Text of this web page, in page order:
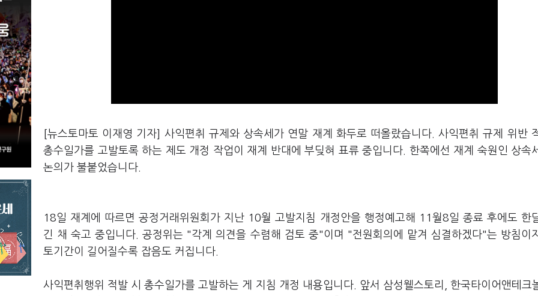
[뉴스토마토 이재영 기자] 사익편취 규제와 상속세가 연말 재계 화두로 떠올랐습니다. 사익편취 규제 위반
총수일가를 고발토록 하는 제도 개정 작업이 재계 반대에 부딪혀 표류 중입니다. 한쪽에선 재계 숙원인 상속
논의가 불붙었습니다.
18일 재계에 따르면 공정거래위원회가 지난 10월 고발지침 개정안을 행정예고해 11월8일 종료 후에도 한
긴 채 숙고 중입니다. 공정위는 "각계 의견을 수렴해 검토 중"이며 "전원회의에 맡겨 심결하겠다"는 방침이
토기간이 길어질수록 잡음도 커집니다.
사익편취행위 적발 시 총수일가를 고발하는 게 지침 개정 내용입니다. 앞서 삼성웰스토리, 한국타이어앤테크